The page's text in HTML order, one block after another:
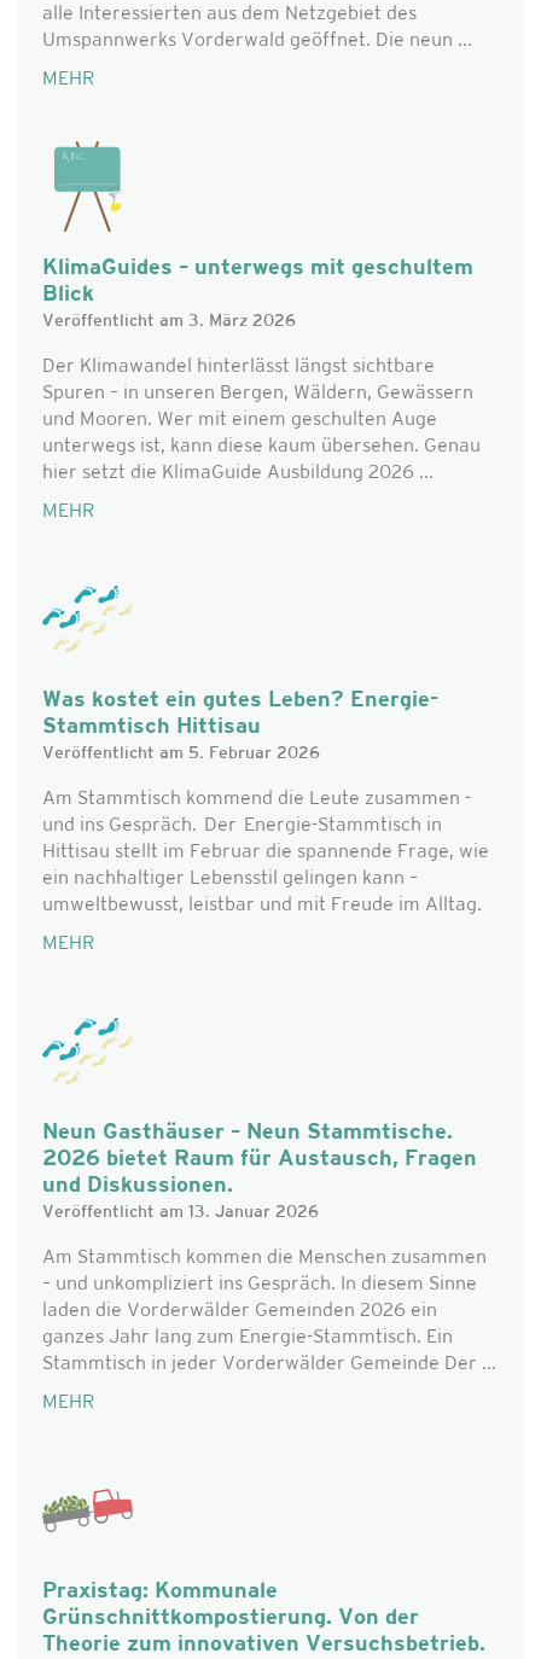
alle Interessierten aus dem Netzgebiet des
Umspannwerks Vorderwald geöffnet. Die neun ...
MEHR
KlimaGuides – unterwegs mit geschultem
Blick
Veröffentlicht am 3. März 2026
Der Klimawandel hinterlässt längst sichtbare
Spuren – in unseren Bergen, Wäldern, Gewässern
und Mooren. Wer mit einem geschulten Auge
unterwegs ist, kann diese kaum übersehen. Genau
hier setzt die KlimaGuide Ausbildung 2026 ...
MEHR
Was kostet ein gutes Leben? Energie-
Stammtisch Hittisau
Veröffentlicht am 5. Februar 2026
Am Stammtisch kommend die Leute zusammen -
und ins Gespräch. Der Energie-Stammtisch in
Hittisau stellt im Februar die spannende Frage, wie
ein nachhaltiger Lebensstil gelingen kann –
umweltbewusst, leistbar und mit Freude im Alltag.
MEHR
Neun Gasthäuser – Neun Stammtische.
2026 bietet Raum für Austausch, Fragen
und Diskussionen.
Veröffentlicht am 13. Januar 2026
Am Stammtisch kommen die Menschen zusammen
– und unkompliziert ins Gespräch. In diesem Sinne
laden die Vorderwälder Gemeinden 2026 ein
ganzes Jahr lang zum Energie-Stammtisch. Ein
Stammtisch in jeder Vorderwälder Gemeinde Der ...
MEHR
Praxistag: Kommunale
Grünschnittkompostierung. Von der
Theorie zum innovativen Versuchsbetrieb.